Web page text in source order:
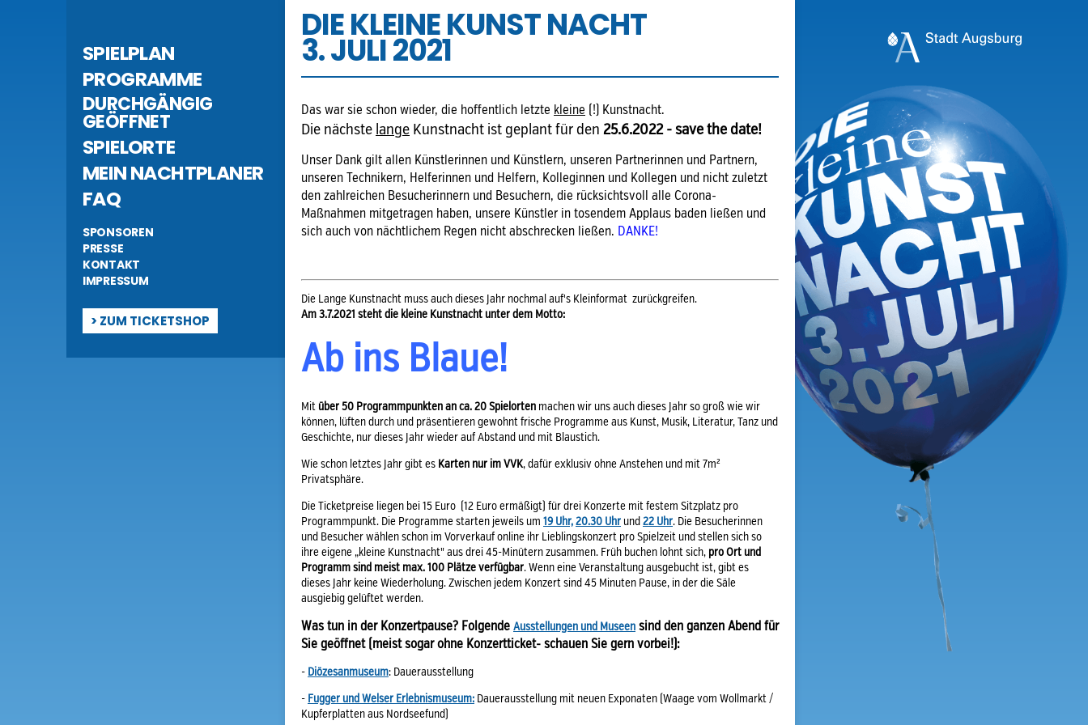
SPIELPLAN
PROGRAMME
DURCHGÄNGIG
GEÖFFNET
SPIELORTE
MEIN NACHTPLANER
FAQ
SPONSOREN
PRESSE
KONTAKT
IMPRESSUM
> ZUM TICKETSHOP
DIE KLEINE KUNST NACHT
3. JULI 2021
Das war sie schon wieder, die hoffentlich letzte kleine (!) Kunstnacht.
Die nächste lange Kunstnacht ist geplant für den 25.6.2022 - save the date!
Unser Dank gilt allen Künstlerinnen und Künstlern, unseren Partnerinnen und Partnern,
unseren Technikern, Helferinnen und Helfern, Kolleginnen und Kollegen und nicht zuletzt
den zahlreichen Besucherinnern und Besuchern, die rücksichtsvoll alle Corona-
Maßnahmen mitgetragen haben, unsere Künstler in tosendem Applaus baden ließen und
sich auch von nächtlichem Regen nicht abschrecken ließen. DANKE!
Die Lange Kunstnacht muss auch dieses Jahr nochmal auf's Kleinformat zurückgreifen.
Am 3.7.2021 steht die kleine Kunstnacht unter dem Motto:
Ab ins Blaue!
Mit über 50 Programmpunkten an ca. 20 Spielorten machen wir uns auch dieses Jahr so groß wie wir
können, lüften durch und präsentieren gewohnt frische Programme aus Kunst, Musik, Literatur, Tanz und
Geschichte, nur dieses Jahr wieder auf Abstand und mit Blaustich.
Wie schon letztes Jahr gibt es Karten nur im VVK, dafür exklusiv ohne Anstehen und mit 7m²
Privatsphäre.
Die Ticketpreise liegen bei 15 Euro (12 Euro ermäßigt) für drei Konzerte mit festem Sitzplatz pro
Programmpunkt. Die Programme starten jeweils um 19 Uhr, 20.30 Uhr und 22 Uhr. Die Besucherinnen
und Besucher wählen schon im Vorverkauf online ihr Lieblingskonzert pro Spielzeit und stellen sich so
ihre eigene „kleine Kunstnacht" aus drei 45-Minütern zusammen. Früh buchen lohnt sich, pro Ort und
Programm sind meist max. 100 Plätze verfügbar. Wenn eine Veranstaltung ausgebucht ist, gibt es
dieses Jahr keine Wiederholung. Zwischen jedem Konzert sind 45 Minuten Pause, in der die Säle
ausgiebig gelüftet werden.
Was tun in der Konzertpause? Folgende Ausstellungen und Museen sind den ganzen Abend für
Sie geöffnet (meist sogar ohne Konzertticket- schauen Sie gern vorbei!):
- Diözesanmuseum: Dauerausstellung
- Fugger und Welser Erlebnismuseum: Dauerausstellung mit neuen Exponaten (Waage vom Wollmarkt /
Kupferplatten aus Nordseefund)